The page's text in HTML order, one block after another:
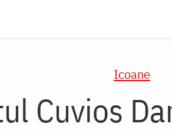
Icoane
Cuvios